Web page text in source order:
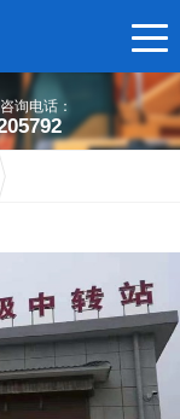
询电话：